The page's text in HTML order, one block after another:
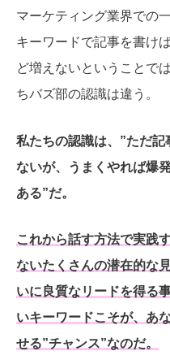
マーケティング業界での
キーワードで記事を書け
ど増えないということで
ちバズ部の認識は違う。
私たちの認識は、”ただ記
ないが、うまくやれば爆
ある”だ。
これから話す方法で実践
ないたくさんの潜在的な
いに良質なリードを得る
いキーワードこそが、あ
せる”チャンス”なのだ。